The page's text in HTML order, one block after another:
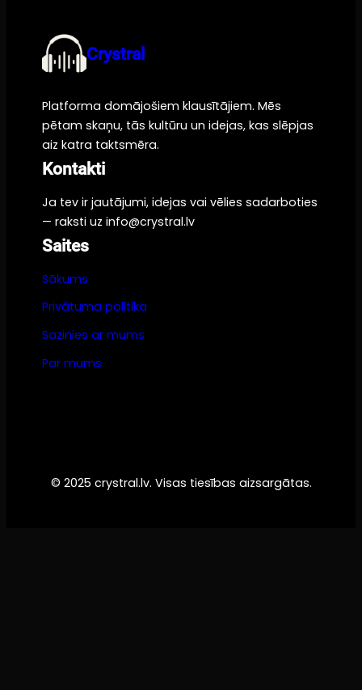
Crystral
Platforma domājošiem klausītājiem. Mēs
pētam skaņu, tās kultūru un idejas, kas slēpjas
aiz katra taktsmēra.
Kontakti
Ja tev ir jautājumi, idejas vai vēlies sadarboties
— raksti uz info@crystral.lv
Saites
Sākums
Privātuma politika
Sazinies ar mums
Par mums
© 2025 crystral.lv. Visas tiesības aizsargātas.